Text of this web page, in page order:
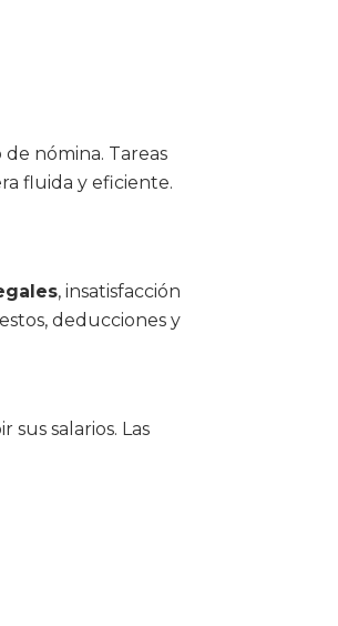
nómina. Tareas
fluida y eficiente.
, insatisfacción
deducciones y
salarios. Las